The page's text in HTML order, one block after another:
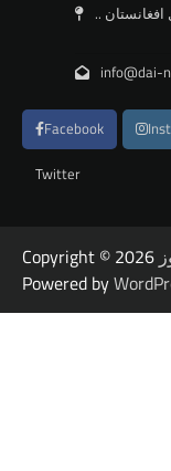
info@dai-
Facebook
Twitter
Copyright © 2026
Powered by